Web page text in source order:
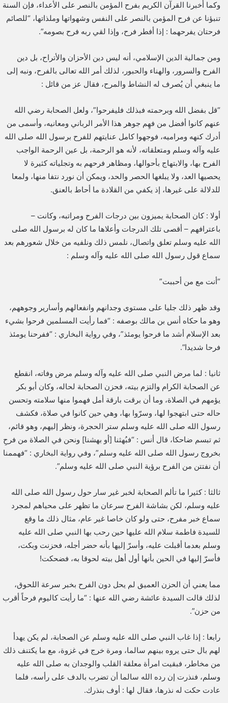
وكما أخبرنا القرآن الكريم بفرح المؤمن بالنصر على الأعداء، فإن السنة
تنبؤنا عن فرح المؤمن بالنصر على النفس وشهواتها وملذاتها، “للصائم
فرحتان يفرحهما : إذا أفطر فرح، وإذا لقي ربه فرح بصومه”.
ومن جمالية الدين الإسلامي، أنه ليس دين الأحزان والأتراح، بل دين
الفرح والسرور، والهناء والحبور، لذلك أمر الله تعالى بالفرح، ونبه إلى
ما ينبغي أن يُصرف له النشاط والمرح، فقال عز من قائل :
“قل بفضل الله وبرحمته فبذلك فليفرحوا”، ولعل الصحابة رضي الله
عنهم كانوا أفضل من فهِم جوهر هذا الأمر الرباني ومعانيه، وأسمى من
أدرك كنهه ومراميه، فوجهوا كامل عنايتهم للفرح برسول الله صلى الله
عليه وآله وسلم ومتعلقاته، لأنه هو الرحمة، بل عين الرحمة الواجب
الفرح بها، والابتهاج بأحوالها، ومظاهر فرحهم به وتجلياته كثيرة لا
يحصيها العد، ولا يبلغها الحصر والحد، ويمكن أن نورد نتفا منها، ولمعا
للدلالة على غيرها، إذ يكفي من القلادة ما أحاط بالعنق.
أولا : كان الصحابة يميزون بين درجات الفرح ومراتبه، وكانت –
باعترافهم – أقصى تلك الدرجات وأعلاها ما كان له برسول الله صلى
الله عليه وسلم تعلق واتصال، نلمس ذلك ونلفيه من خلال شعورهم بعد
سماع قول رسول الله صلى الله عليه وآله وسلم :
“أنت مع من أحببت”
وقد ظهر ذلك جليا على مستوى وجدانهم وانفعالهم وأسارير وجوههم،
وهو ما حكاه أنس بن مالك بوصفه : “فما رأيت المسلمين فرحوا بشيء
بعد الإسلام أشد ما فرحوا يومئذ”، وفي رواية البخاري : “ففرحنا يومئذ
فرحا شديدا”.
ثانيا : لما مرض النبي صلى الله عليه وآله وسلم مرض وفاته، انقطع
عن الصحابة الكرام والتزم بيته، فحزن الصحابة لحاله، وكان أبو بكر
يؤمهم في الصلاة، وما أن برقت بارقة أمل فهموا منها سلامته وتحسن
حاله حتى ابتهجوا لها، وسرّوا بها، وهي حين كانوا في صلاة، فكشف
رسول الله صلى الله عليه وسلم ستر الحجرة، ونظر إليهم، وهو قائم،
ثم تبسم ضاحكا، قال أنس : “فبُهثنا [أو بهشنا] ونحن في الصلاة من فرحِ
بخروج رسول الله صلى الله عليه وسلم”، وفي رواية البخاري : “فهممنا
أن نفتتن من الفرح برؤية النبي صلى الله عليه وسلم”.
ثالثا : كثيرا ما تألم الصحابة لخبر غير سار حول رسول الله صلى الله
عليه وسلم، لكن بشاشة الفرح سرعان ما تظهر على محياهم لمجرد
سماع خبر مفرح، حتى ولو كان خاصا غير عام، مثال ذلك ما وقع
للسيدة فاطمة سلام الله عليها حين رحب بها النبي صلى الله عليه
وسلم بعدما أقبلت عليه، وأسرّ إليها بأنه حضر أجله، فحزنت وبكت،
فأسرّ إليها في الحين بأنها أول أهل بيته لحوقا به، فضحكت!
مما يعني أن الحزن العميق لم يحل دون الفرح بخبر سرعة اللحوق،
لذلك قالت السيدة عائشة رضي الله عنها : “ما رأيت كاليوم فرحاً أقرب
من حزن”.
رابعا : إذا غاب النبي صلى الله عليه وسلم عن الصحابة، لم يكن يهدأ
لهم بال حتى يروه بينهم سالما، ومرة خرج في غزوة، مع ما يكتنف ذلك
من مخاطر، فبقيت امرأة معلقة القلب والوجدان به صلى الله عليه
وسلم، فنذرت إن رده الله سالما أن تضرب بالدف على رأسه، فلما
عادت حكت له نذرها، فقال لها : أوف بنذرك.